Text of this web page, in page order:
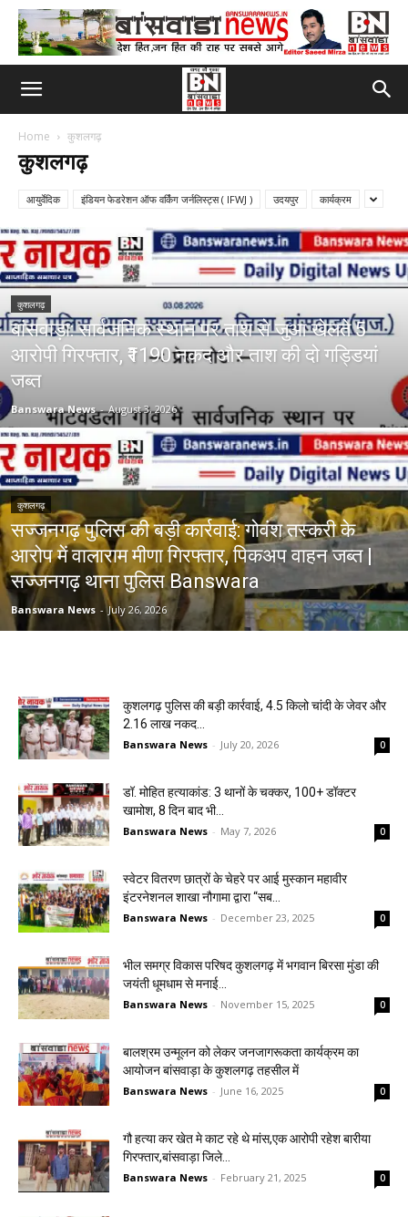
Home कुशलगढ़
कुशलगढ़
आयुर्वेदिक इंडियन फेडरेशन ऑफ वर्किंग जर्नलिस्ट्स ( IFWJ ) उदयपुर कार्यक्रम
कुशलगढ़
बांसवाड़ा: सार्वजनिक स्थान पर ताश से जुआ खेलते 5
आरोपी गिरफ्तार, ₹1190 नकद और ताश की दो गड्डियां
जब्त
Banswara News - August 3, 2026
कुशलगढ़
सज्जनगढ़ पुलिस की बड़ी कार्रवाई: गोवंश तस्करी के
आरोप में वालाराम मीणा गिरफ्तार, पिकअप वाहन जब्त |
सज्जनगढ़ थाना पुलिस Banswara
Banswara News - July 26, 2026
कुशलगढ़ पुलिस की बड़ी कार्रवाई, 4.5 किलो चांदी के जेवर और
₹2.16 लाख नकद...
Banswara News - July 20, 2026 0
डॉ. मोहित हत्याकांड: 3 थानों के चक्कर, 100+ डॉक्टर
खामोश, 8 दिन बाद भी...
Banswara News - May 7, 2026 0
स्वेटर वितरण छात्रों के चेहरे पर आई मुस्कान महावीर
इंटरनेशनल शाखा नौगामा द्वारा “सब...
Banswara News - December 23, 2025 0
भील समग्र विकास परिषद कुशलगढ़ में भगवान बिरसा मुंडा की
जयंती धूमधाम से मनाई...
Banswara News - November 15, 2025 0
बालश्रम उन्मूलन को लेकर जनजागरूकता कार्यक्रम का
आयोजन बांसवाड़ा के कुशलगढ़ तहसील में
Banswara News - June 16, 2025 0
गौ हत्या कर खेत मे काट रहे थे मांस,एक आरोपी रहेश बारीया
गिरफ्तार,बांसवाड़ा जिले...
Banswara News - February 21, 2025 0